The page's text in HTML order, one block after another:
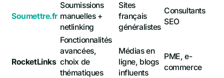
Soumettre.fr
Soumissions
manuelles +
netlinking
Sites
français
généralistes
Consultants
SEO
RocketLinks
Fonctionnalités
avancées,
choix de
thématiques
Médias en
ligne, blogs
influents
PME, e-
commerce